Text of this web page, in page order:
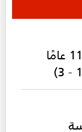
عبد الرحيم علي يكتب: 11 عامًا